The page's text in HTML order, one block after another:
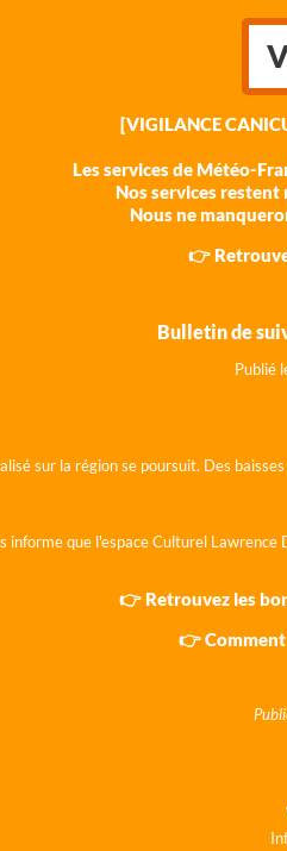
[VIGILANCE
Les services de Météo-
Nos services
Nous ne
👉
Bulletin de
Publié
sur la région se poursuit. Des
informe que l'espace Culturel
👉 Retrouvez les
👉 Comment